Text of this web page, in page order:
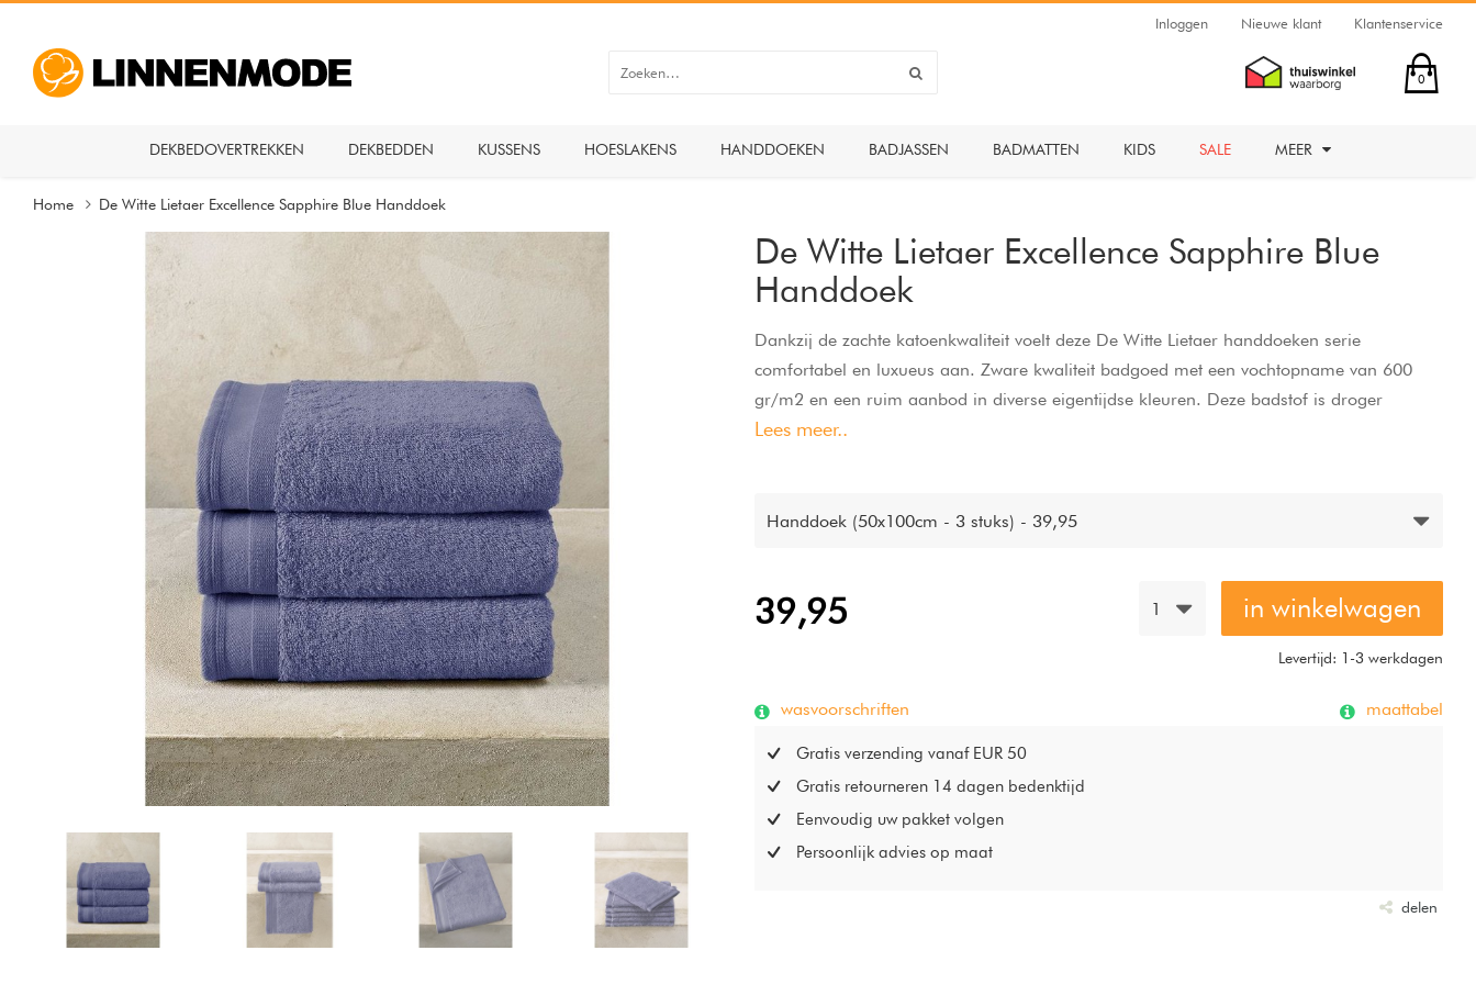
Inloggen Nieuwe klant Klantenservice
0
DEKBEDOVERTREKKEN DEKBEDDEN KUSSENS HOESLAKENS HANDDOEKEN BADJASSEN BADMATTEN KIDS SALE MEER
Home De Witte Lietaer Excellence Sapphire Blue Handdoek
De Witte Lietaer Excellence Sapphire Blue
Handdoek
Dankzij de zachte katoenkwaliteit voelt deze De Witte Lietaer handdoeken serie
comfortabel en luxueus aan. Zware kwaliteit badgoed met een vochtopname van 600
gr/m2 en een ruim aanbod in diverse eigentijdse kleuren. Deze badstof is droger
bestendig en wasbaar op 60 graden. Excellence Handdoeken De Witte Lietaer Sapphire
Lees meer..
Handdoek (50x100cm - 3 stuks) - 39,95
39,95 1 in winkelwagen
Levertijd: 1-3 werkdagen
wasvoorschriften maattabel
Gratis verzending vanaf EUR 50
Gratis retourneren 14 dagen bedenktijd
Eenvoudig uw pakket volgen
Persoonlijk advies op maat
delen